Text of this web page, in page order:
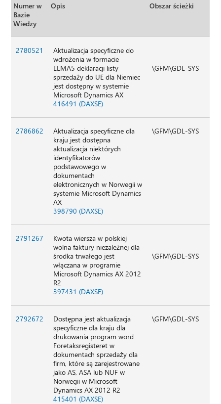
Numer w
Bazie
Wiedzy
Opis Obszar ścieżki
2780521
Aktualizacja specyficzne do
wdrożenia w formacie
ELMA5 deklaracji listy
sprzedaży do UE dla Niemiec
jest dostępny w systemie
Microsoft Dynamics AX
416491 (DAXSE)
\GFM\GDL-SYS
2786862
Aktualizacja specyficzne dla
kraju jest dostępna
aktualizacja niektórych
identyfikatorów
podstawowego w
dokumentach
elektronicznych w Norwegii w
systemie Microsoft Dynamics
AX
398790 (DAXSE)
\GFM\GDL-SYS
2791267
Kwota wiersza w polskiej
wolna faktury niezależnej dla
środka trwałego jest
włączana w programie
Microsoft Dynamics AX 2012
R2
397431 (DAXSE)
\GFM\GDL-SYS
2792672
Dostępna jest aktualizacja
specyficzne dla kraju dla
drukowania program word
Foretaksregisteret w
dokumentach sprzedaży dla
firm, które są zarejestrowane
jako AS, ASA lub NUF w
Norwegii w Microsoft
Dynamics AX 2012 R2
415401 (DAXSE)
\GFM\GDL-SYS